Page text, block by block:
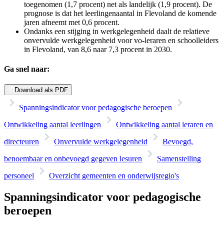
toegenomen (1,7 procent) net als landelijk (1,9 procent). De
prognose is dat het leerlingenaantal in Flevoland de komende
jaren afneemt met 0,6 procent.
Ondanks een stijging in werkgelegenheid daalt de relatieve
onvervulde werkgelegenheid voor vo-leraren en schoolleiders
in Flevoland, van 8,6 naar 7,3 procent in 2030.
Ga snel naar:
Download als PDF
Spanningsindicator voor pedagogische beroepen
Ontwikkeling aantal leerlingen
Ontwikkeling aantal leraren en
directeuren
Onvervulde werkgelegenheid
Bevoegd,
benoembaar en onbevoegd gegeven lesuren
Samenstelling
personeel
Overzicht gemeenten en onderwijsregio's
Spanningsindicator voor pedagogische
beroepen